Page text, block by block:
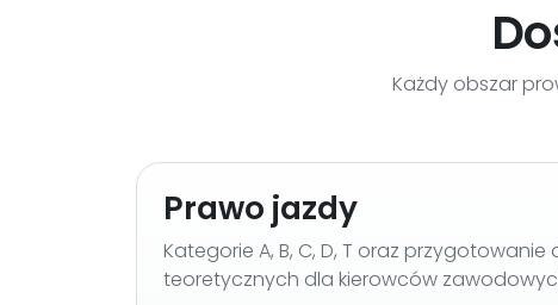
Każdy obszar
Prawo jazdy
Kategorie A, B, C, D, T oraz
teoretycznych dla kierowców